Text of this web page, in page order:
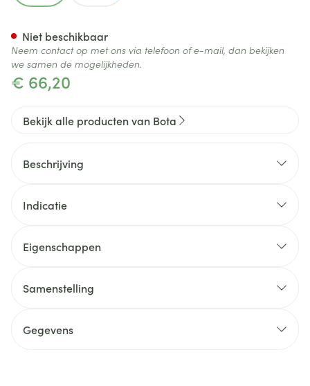
€ 66,20
Niet beschikbaar
Neem contact op met ons via telefoon of e-mail, dan bekijken
we samen de mogelijkheden.
Bekijk alle producten van Bota
Beschrijving
Indicatie
Eigenschappen
Samenstelling
Gegevens